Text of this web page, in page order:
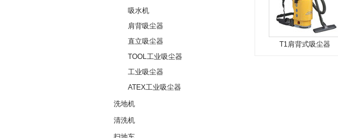
吸水机
肩背吸尘器
直立吸尘器
TOOL工业吸尘器
工业吸尘器
ATEX工业吸尘器
洗地机
清洗机
T1肩背式吸尘器